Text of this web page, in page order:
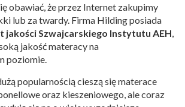
obawiać, że przez Internet zakupimy
lub za twardy. Firma Hilding posiada
jakości Szwajcarskiego Instytutu AEH
jakość materacy na
poziomie.
popularnością cieszą się materace
oraz kieszeniowego, ale coraz